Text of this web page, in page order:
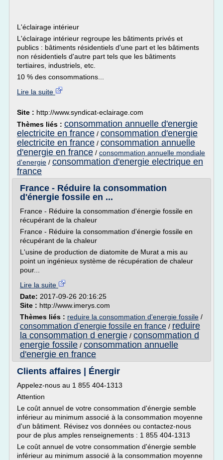
L'éclairage intérieur
L'éclairage intérieur regroupe les bâtiments privés et
publics : bâtiments résidentiels d'une part et les bâtiments
non résidentiels d'autre part tels que les bâtiments
tertiaires, industriels, etc.
10 % des consommations...
Lire la suite
Site : http://www.syndicat-eclairage.com
Thèmes liés : consommation annuelle d'energie
electricite en france / consommation d'energie
electricite en france / consommation annuelle
d'energie en france / consommation annuelle mondiale
d'energie / consommation d'energie electrique en
france
France - Réduire la consommation
d'énergie fossile en ...
France - Réduire la consommation d'énergie fossile en
récupérant de la chaleur
France - Réduire la consommation d'énergie fossile en
récupérant de la chaleur
L'usine de production de diatomite de Murat a mis au
point un ingénieux système de récupération de chaleur
pour...
Lire la suite
Date: 2017-09-26 20:16:25
Site : http://www.imerys.com
Thèmes liés : reduire la consommation d'energie fossile /
consommation d'energie fossile en france / reduire
la consommation d energie / consommation d
energie fossile / consommation annuelle
d'energie en france
Clients affaires | Énergir
Appelez-nous au 1 855 404-1313
Attention
Le coût annuel de votre consommation d'énergie semble
inférieur au minimum associé à la consommation moyenne
d'un bâtiment. Révisez vos données ou contactez-nous
pour de plus amples renseignements : 1 855 404-1313
Le coût annuel de votre consommation d'énergie semble
inférieur au minimum associé à la consommation moyenne